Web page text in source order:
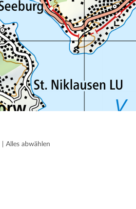
Alles abwählen